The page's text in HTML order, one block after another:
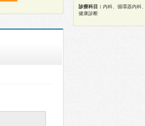
診療科目： 内科、循環器内科、
健康診断